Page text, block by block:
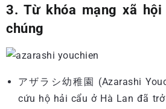
3. Từ khóa mạng xã
chúng
アザラシ幼稚園 (Azarashi
cứu hộ hải cẩu ở Hà Lan đã